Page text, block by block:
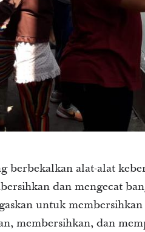
berbekalkan alat-alat
dan mengecat
untuk
membersihkan, dan